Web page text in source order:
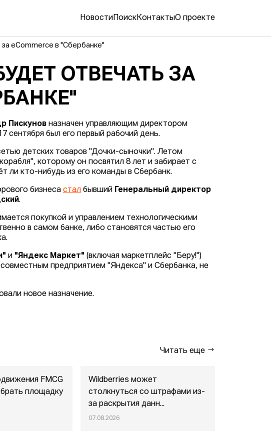
Новости ПоискКонтактыО проекте
eCommerce в "Сбербанке"
ОТВЕЧАТЬ ЗА
Пискунов назначен управляющим директором
сентября был его первый рабочий день.
детских товаров "Дочки-сыночки". Летом
которому он посвятил 8 лет и забирает с
ли кто-нибудь из его команды в Сбербанк.
бизнесастал бывший
Генеральный директор
.
покупкой и управлением технологическими
в самом банке, либо становятся частью его
и "Яндекс Маркет" (включая маркетплейс "Беру!")
предприятием "Яндекса" и Сбербанка, не
новое назначение.
Читать еще
FMCG
площадку
Wildberries может
столкнуться со штрафами из-
за раскрытия данн...
07.08.2026